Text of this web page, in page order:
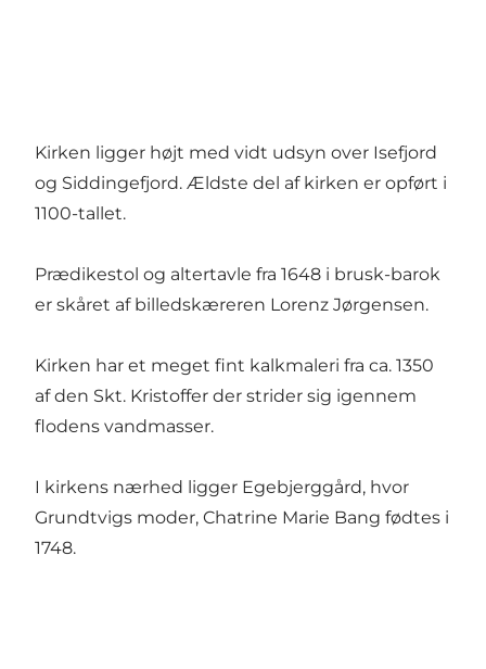
Kirken ligger højt med vidt udsyn over Isefjord
og Siddingefjord. Ældste del af kirken er opført i
1100-tallet.
Prædikestol og altertavle fra 1648 i brusk-barok
er skåret af billedskæreren Lorenz Jørgensen.
Kirken har et meget fint kalkmaleri fra ca. 1350
af den Skt. Kristoffer der strider sig igennem
flodens vandmasser.
I kirkens nærhed ligger Egebjerggård, hvor
Grundtvigs moder, Chatrine Marie Bang fødtes i
1748.